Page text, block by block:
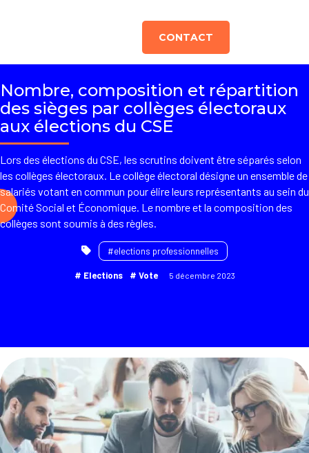
CONTACT
Nombre, composition et répartition
des sièges par collèges électoraux
aux élections du CSE
Lors des élections du CSE, les scrutins doivent être séparés selon
les collèges électoraux. Le collège électoral désigne un ensemble de
salariés votant en commun pour élire leurs représentants au sein du
Comité Social et Économique. Le nombre et la composition des
collèges sont soumis à des règles.
elections professionnelles
Elections Vote 5 décembre 2023